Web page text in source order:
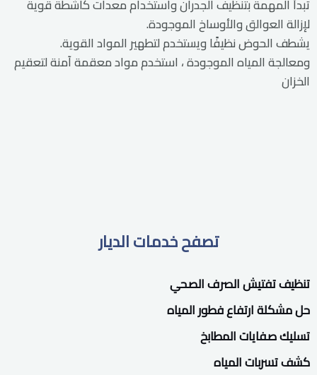
تبدأ المهمة بتنظيف الجدران واستخدام معدات كاشطة قوية
لإزالة العوالق والأوساخ الموجودة.
يشطف الحوض نظيفًا ويستخدم لتطهير المواد القوية.
ومعالجة المياه الموجودة ، استخدم مواد معقمة آمنة لتعقيم
الخزان
تصفح خدمات الديار
تنظيف تفتيش الصرف الصحي
حل مشكلة ارتفاع فطور المياه
تسليك صفايات المطابخ
كشف تسربات المياه